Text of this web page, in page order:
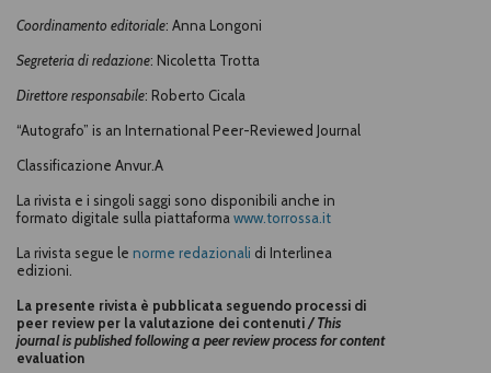
Coordinamento editoriale: Anna Longoni
Segreteria di redazione: Nicoletta Trotta
Direttore responsabile: Roberto Cicala
“Autografo” is an International Peer-Reviewed Journal
Classificazione Anvur.A
La rivista e i singoli saggi sono disponibili anche in
formato digitale sulla piattaforma www.torrossa.it
La rivista segue le norme redazionali di Interlinea
edizioni.
La presente rivista è pubblicata seguendo processi di
peer review per la valutazione dei contenuti/ This
journal is published following a peer review process for content
evaluation